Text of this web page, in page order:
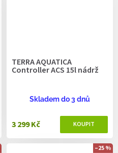
TERRA AQUATICA
Controller ACS 15l nádrž
Skladem do 3 dnů
3 299 Kč
–25 %